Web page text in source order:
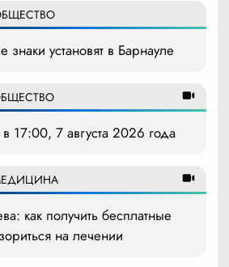
установят в Барнауле
17:00, 7 августа 2026 года
как получить бесплатные
на лечении